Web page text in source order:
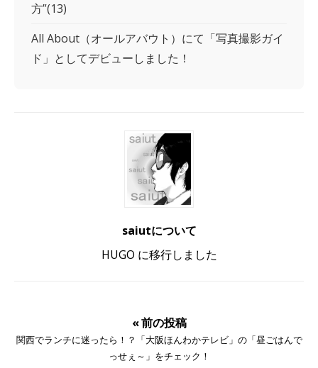
方”(13)
All About（オールアバウト）にて「写真撮影ガイ
ド」としてデビューしました！
saiutについて
HUGO に移行しました
« 前の投稿
関西でランチに迷ったら！？「大阪ほんわかテレビ」の「昼ごはんで
っせぇ～」をチェック！